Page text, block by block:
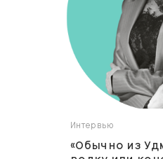
Интервью
«Обычно из